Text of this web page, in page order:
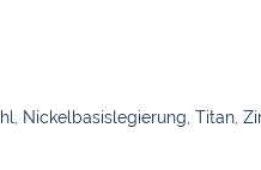
Nickelbasislegierung, Titan,